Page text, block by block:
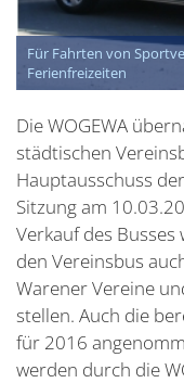
Für Fahrten von
Ferienfreizeiten
Die WOGEWA
städtischen
Hauptausschuss
Sitzung am
Verkauf des Busses
den Vereinsbus
Warener Vereine
stellen. Auch die
für 2016
werden durch die